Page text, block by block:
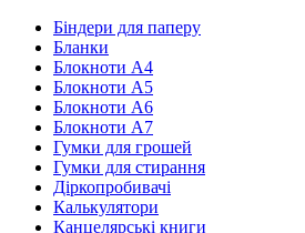
Біндери для паперу
Бланки
Блокноти А4
Блокноти А5
Блокноти А6
Блокноти А7
Гумки для грошей
Гумки для стирання
Діркопробивачі
Калькулятори
Канцелярські книги